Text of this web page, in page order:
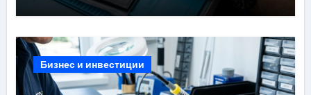
Бизнес и инвестиции